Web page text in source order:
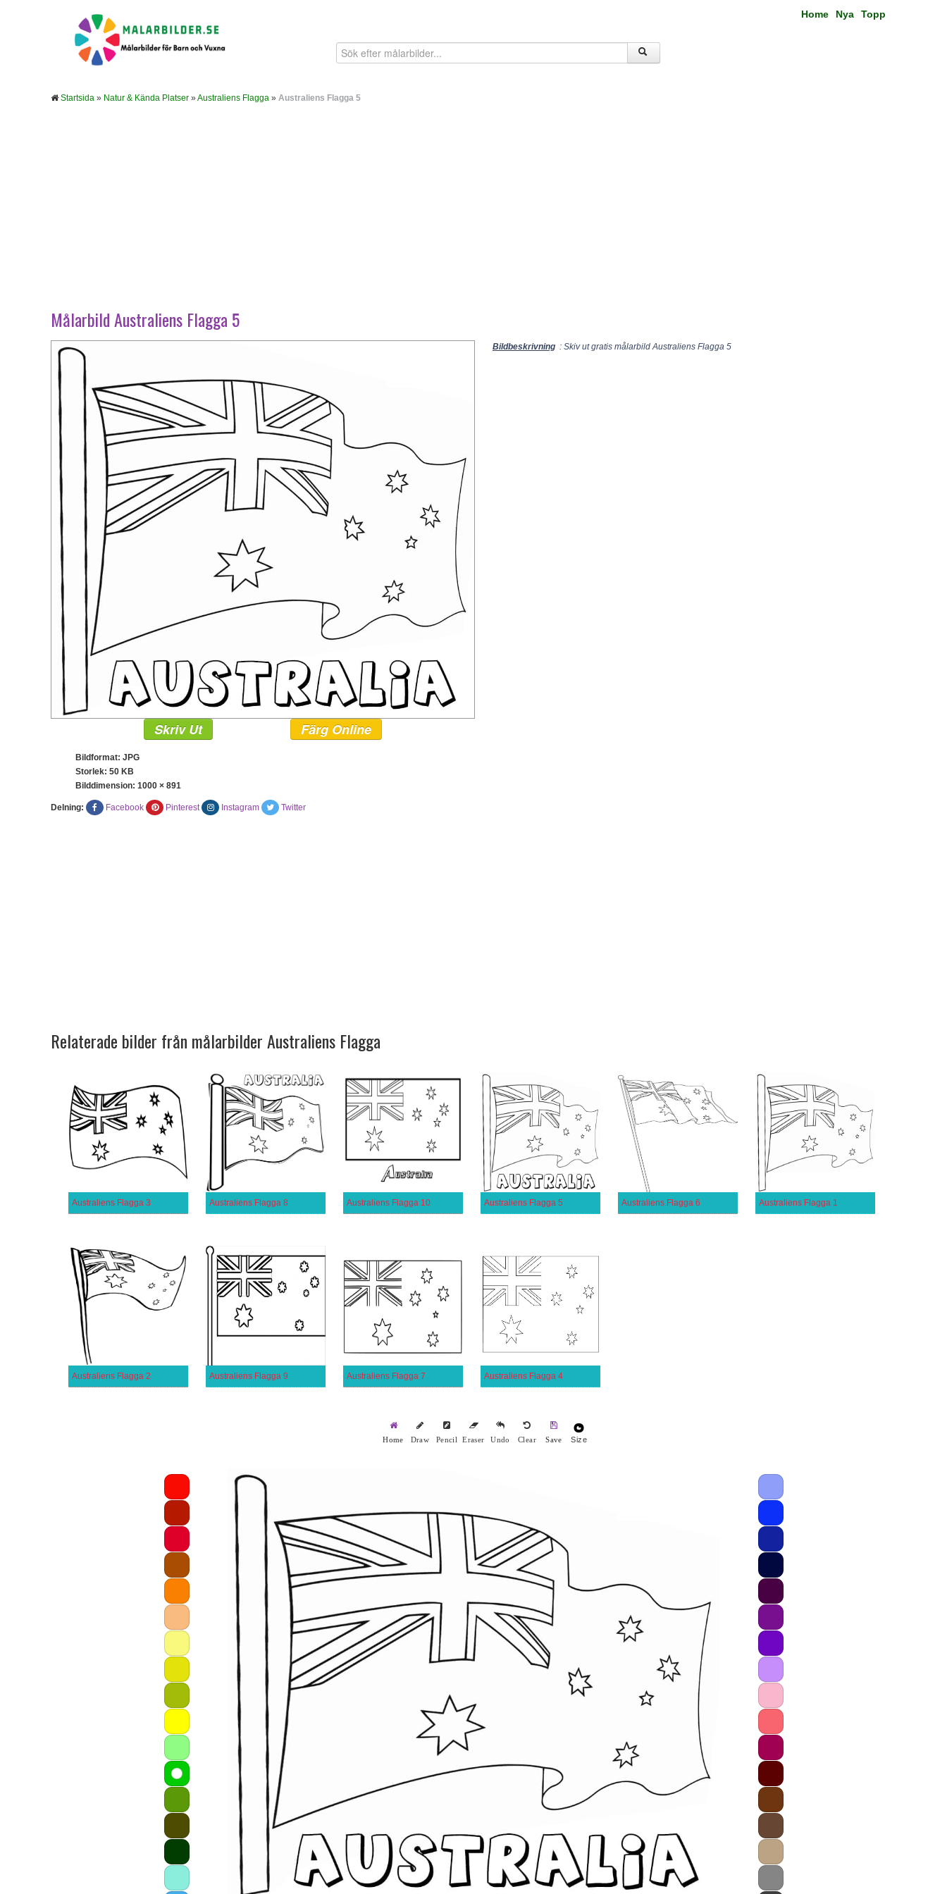
Home Nya Topp
Startsida » Natur & Kända Platser »Australiens Flagga » Australiens Flagga 5
Målarbild Australiens Flagga 5
Bildbeskrivning : Skiv ut gratis målarbild Australiens Flagga 5
Skriv Ut Färg Online
Bildformat: JPG
Storlek: 50 KB
Bilddimension: 1000 × 891
Delning: Facebook Pinterest Instagram Twitter
Relaterade bilder från målarbilder Australiens Flagga
Australiens Flagga 3 Australiens Flagga 8 Australiens Flagga 10 Australiens Flagga 5 Australiens Flagga 6 Australiens Flagga 1
Australiens Flagga 2 Australiens Flagga 9 Australiens Flagga 7 Australiens Flagga 4
Home Draw Pencil Eraser Undo Clear Save Size